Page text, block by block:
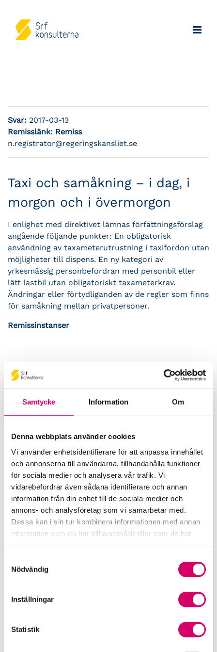
Samtycke Information Om
Denna webbplats använder cookies
Vi använder enhetsidentifierare för att anpassa innehållet
och annonserna till användarna, tillhandahålla funktioner
för sociala medier och analysera vår trafik. Vi
vidarebefordrar även sådana identifierare och annan
information från din enhet till de sociala medier och
annons- och analysföretag som vi samarbetar med.
Dessa kan i sin tur kombinera informationen med annan
information som du har tillhandahållit eller som de har
Nödvändig
Inställningar
Statistik
Svar: 2017-03-13
Remisslänk: Remiss
n.registrator@regeringskansliet.se
Taxi och samåkning – i dag, i
morgon och i övermorgon
I enlighet med direktivet lämnas författningsförslag
angående följande punkter: En obligatorisk
användning av taxameterutrustning i taxifordon utan
möjligheter till dispens. En ny kategori av
yrkesmässig personbefordran med personbil eller
lätt lastbil utan obligatoriskt taxameterkrav.
Ändringar eller förtydliganden av de regler som finns
för samåkning mellan privatpersoner.
Remissinstanser
Tillbaka till övriga remisser
Press och opinion
Branschen i siffror
Framtidsutsikter i redovisningsbranschen
Prenumerera på våra nyhetsbrev
Pressrum
Srf Fokusrapport 2024 – insikter för hållbart
Öppet brev till Myndigheten för yrkeshögskolan